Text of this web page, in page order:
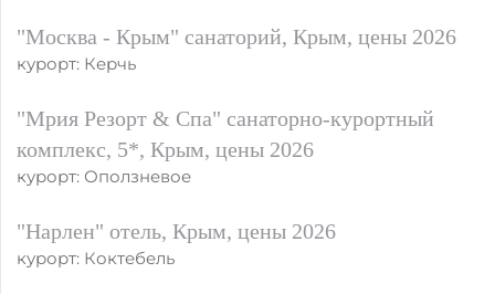
"Москва - Крым" санаторий, Крым, цены 2026
курорт: Керчь
"Мрия Резорт & Спа" санаторно-курортный
комплекс, 5*, Крым, цены 2026
курорт: Оползневое
"Нарлен" отель, Крым, цены 2026
курорт: Коктебель